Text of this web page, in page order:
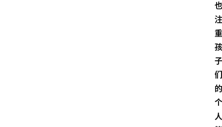
也
注
重
孩
子
们
的
个
人